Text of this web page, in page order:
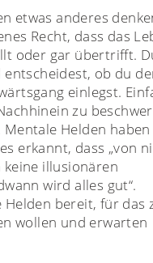
etwas anderes
Recht, dass das
oder gar übertrifft.
ob du
einlegst.
zu
Helden
erkannt, dass „von
keine illusionären
wird alles gut“.
bereit, für das
wollen und erwarten